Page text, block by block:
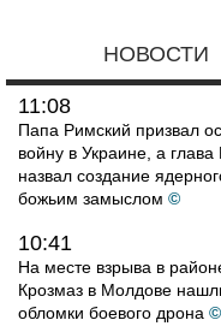
НОВОСТИ
11:08
Папа Римский призвал
войну в Украине, а
назвал создание
божьим замыслом ©
10:41
На месте взрыва в
Крозмаз в Молдове
обломки боевого дрона ©